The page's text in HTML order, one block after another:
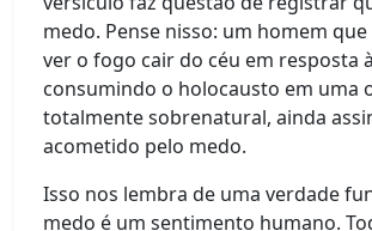
medo. Pense nisso: um homem
ver o fogo cair do céu em resposta
consumindo o holocausto em uma
totalmente sobrenatural, ainda
acometido pelo medo.
Isso nos lembra de uma verdade
medo é um sentimento humano.